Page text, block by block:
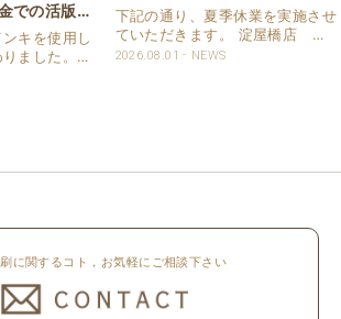
での活版名
キを使用し
ました。
きぬを使用
下記の通り、夏季休業を実施させ
ていただきます。 淀屋橋店 通
常営業いたします。 奈良店 8月
2026.08.01 NEWS
に関するコト，お気軽にご相談下さい